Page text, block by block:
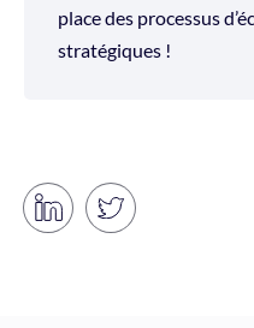
place des processus
stratégiques !